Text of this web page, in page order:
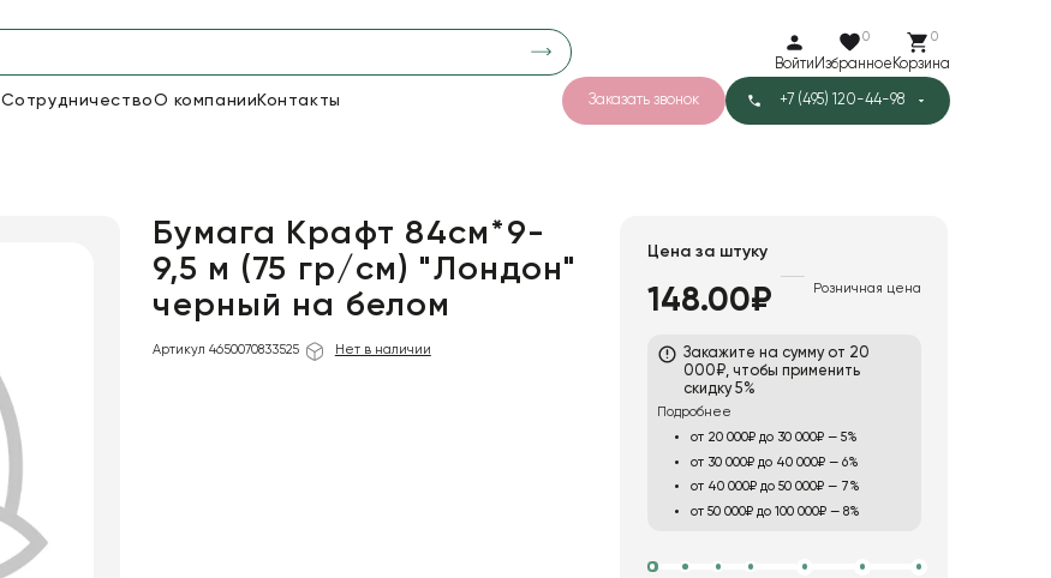
Войти
0
Избранное
0
Корзина
СотрудничествоО компании Контакты Заказать звонок +7 (495) 120-44-98
Пленка
18
Сетка 6
Бумага Крафт 84см*9-
9,5 м (75 гр/см) "Лондон"
черный на белом
Артикул 4650070833525 Нет в наличии
Цена за штуку
148.00₽ Розничная цена
Закажите на сумму от 20
000₽, чтобы применить
скидку 5%
Подробнее
от 20 000₽ до 30 000₽ — 5%
от 30 000₽ до 40 000₽ — 6%
от 40 000₽ до 50 000₽ — 7%
от 50 000₽ до 100 000₽ — 8%